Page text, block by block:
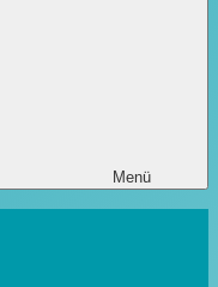
Menü